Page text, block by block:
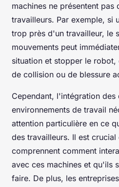
machines ne présentent pas
travailleurs. Par exemple, si
trop près d'un travailleur, le
mouvements peut
situation et stopper le
de collision ou de blessure
Cependant, l'intégration des
environnements de travail
attention particulière en ce
des travailleurs. Il est
comprennent comment
avec ces machines et qu'ils
faire. De plus, les